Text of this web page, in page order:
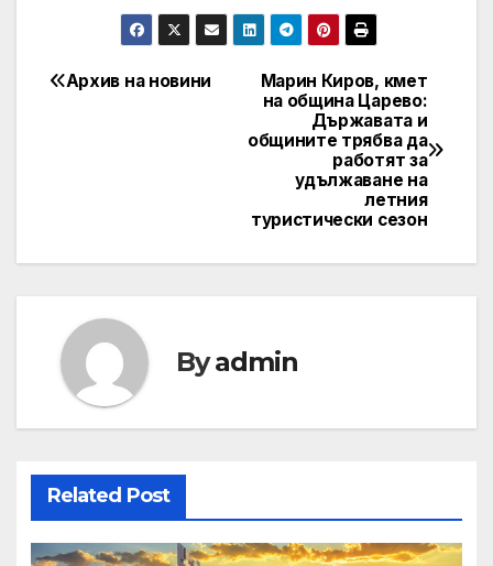
Post
Марин Киров, кмет
на община Царево:
Държавата и
общините трябва да
работят за
удължаване на
летния
туристически сезон
Архив на новини
Byadmin
Related Post